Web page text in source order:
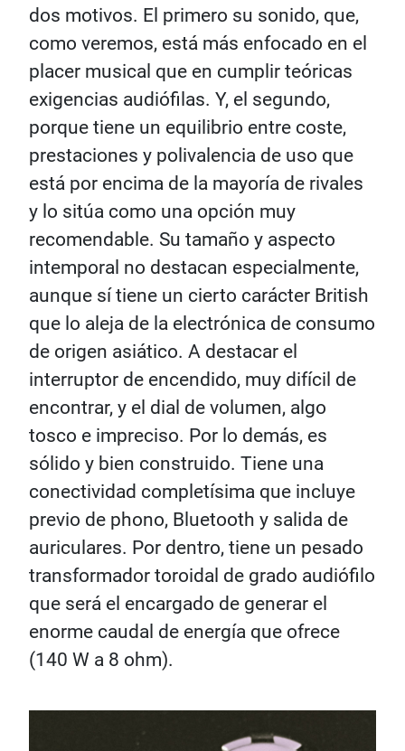
dos motivos. El primero su sonido, que,
como veremos, está más enfocado en el
placer musical que en cumplir teóricas
exigencias audiófilas. Y, el segundo,
porque tiene un equilibrio entre coste,
prestaciones y polivalencia de uso que
está por encima de la mayoría de rivales
y lo sitúa como una opción muy
recomendable. Su tamaño y aspecto
intemporal no destacan especialmente,
aunque sí tiene un cierto carácter British
que lo aleja de la electrónica de consumo
de origen asiático. A destacar el
interruptor de encendido, muy difícil de
encontrar, y el dial de volumen, algo
tosco e impreciso. Por lo demás, es
sólido y bien construido. Tiene una
conectividad completísima que incluye
previo de phono, Bluetooth y salida de
auriculares. Por dentro, tiene un pesado
transformador toroidal de grado audiófilo
que será el encargado de generar el
enorme caudal de energía que ofrece
(140 W a 8 ohm).